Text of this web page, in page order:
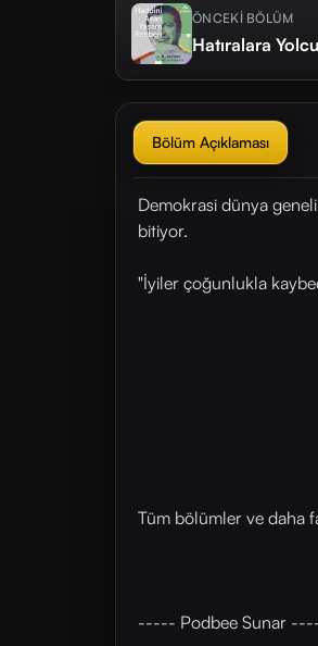
ÖNCEKİ BÖLÜM
Hatıralara
Bölüm Açıklaması
Demokrasi dünya
bitiyor.
"İyiler çoğunlukla
Tüm bölümler ve daha
----- Podbee Sunar